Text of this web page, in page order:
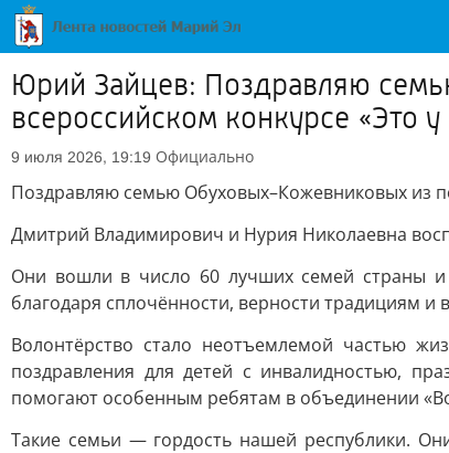
Юрий Зайцев: Поздравляю
всероссийском конкурсе «Это
9 июля 2026, 19:19 Официально
Поздравляю семью Обуховых–Кожевниковых из
Дмитрий Владимирович и Нурия Николаевна
Они вошли в число 60 лучших семей страны
благодаря сплочённости, верности традициям и
Волонтёрство стало неотъемлемой частью
поздравления для детей с инвалидностью,
помогают особенным ребятам в объединении
Такие семьи — гордость нашей республики.